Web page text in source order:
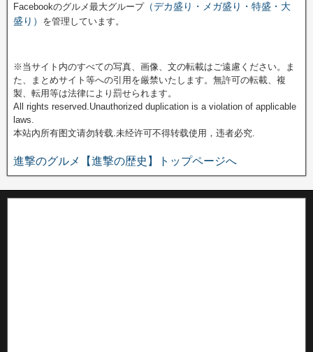
Facebookのグルメ最大グループ（デカ盛り・メガ盛り・特盛・大
盛り） を管理しています。
※当サイト内のすべての写真、画像、文の転載はご遠慮ください。ま
た、まとめサイト等への引用を厳禁いたします。無許可の転載、複
製、転用等は法律により罰せられます。
All rights reserved.Unauthorized duplication is a violation of applicable
laws.
本站內所有图文请勿转载.未经许可不得转载使用，违者必究.
進撃のグルメ【進撃の歴史】トップページへ